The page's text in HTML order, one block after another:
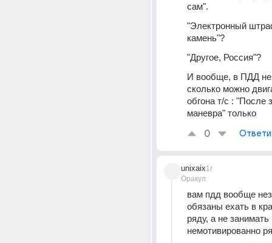
сам".
"Электронный
камень"?
"Другое, Россия"?
И вообще, в ПДД не
сколько можно
обгона т/с : "После
маневра" только
0
unixaix
Оракул
1г
вам пдд вообще
обязаны ехать в
ряду, а не занимать
немотивированно